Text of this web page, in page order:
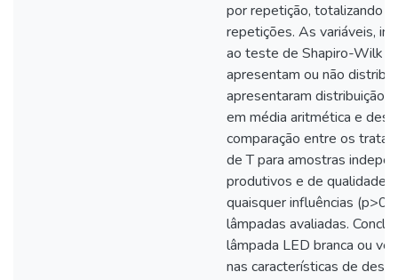
por repetição, totalizando
repetições. As variáveis,
ao teste de Shapiro-Wilk
apresentam ou não
apresentaram distribuição
em média aritmética e
comparação entre os
de T para amostras
produtivos e de qualidade
quaisquer influências
lâmpadas avaliadas.
lâmpada LED branca ou
nas características de